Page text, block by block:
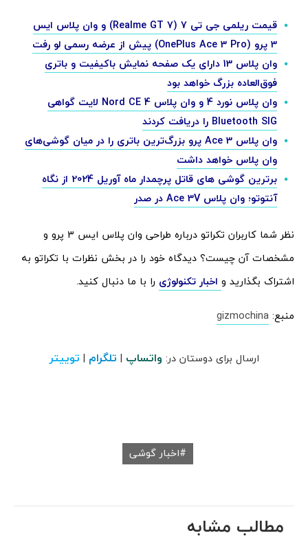
قیمت ریلمی جی تی 7 (Realme GT 7) و وان پلاس ایس
3 پرو (OnePlus Ace 3 Pro) پیش از عرضه رسمی لو رفت
وان پلاس 13 دارای یک صفحه نمایش باکیفیت و باتری
فوق‌العاده بزرگ خواهد بود
وان پلاس نورد 4 و وان پلاس Nord CE 4 لایت گواهی
Bluetooth SIG را دریافت کردند
وان پلاس Ace 3 پرو بزرگ‌ترین باتری را در میان گوشی‌های
وان پلاس خواهد داشت
برترین گوشی های قاتل پرچمدار ماه آوریل 2024 از نگاه
آنتوتو؛ وان پلاس Ace 3V در صدر
نظر شما کاربران تکراتو درباره طراحی وان پلاس ایس 3 پرو و
مشخصات آن چیست؟ دیدگاه خود را در بخش نظرات با تکراتو به
اشتراک بگذارید و اخبار تکنولوژی را با ما دنبال کنید.
منبع: gizmochina
ارسال برای دوستان در: واتساپ | تلگرام | توییتر
اخبار گوشی
مطالب مشابه